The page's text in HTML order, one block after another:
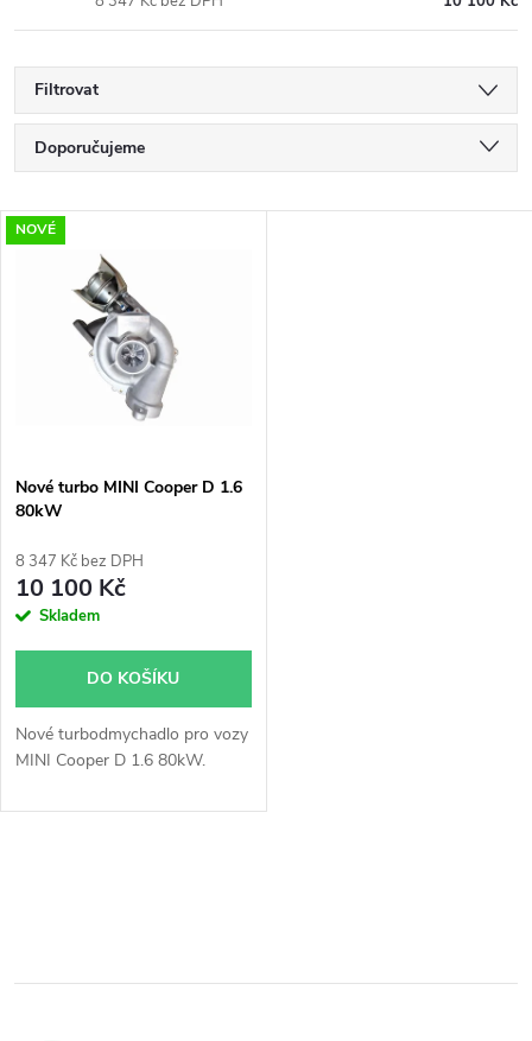
Filtrovat
Ř
a
p
r
o
u
k
Doporučujeme
Nejdražší
Nejprodávanější
Abecedně
V
s
p
r
o
d
u
k
NOVÉ
Nové turbo MINI Cooper D 1.6
80kW
8 347 Kč bez DPH
10 100 Kč
Skladem
DO KOŠÍKU
Nové turbodmychadlo pro vozy
MINI Cooper D 1.6 80kW.
l